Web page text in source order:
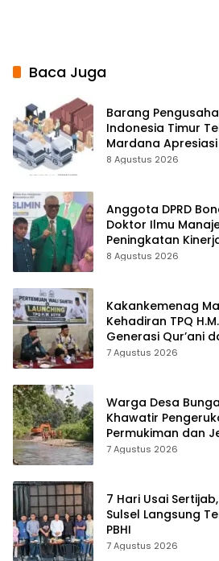
Baca Juga
Barang
Indonesia Timur
Mardana
Penyelesaian PT
8 Agustus 2026
Anggota DPRD
Doktor Ilmu
Peningkatan
8 Agustus 2026
Kakankemenag
Kehadiran TPQ
Generasi Qur’ani
Spiritualitas
7 Agustus 2026
Warga Desa
Khawatir
Permukiman dan
7 Agustus 2026
7 Hari Usai
Sulsel Langsung
PBHI
7 Agustus 2026